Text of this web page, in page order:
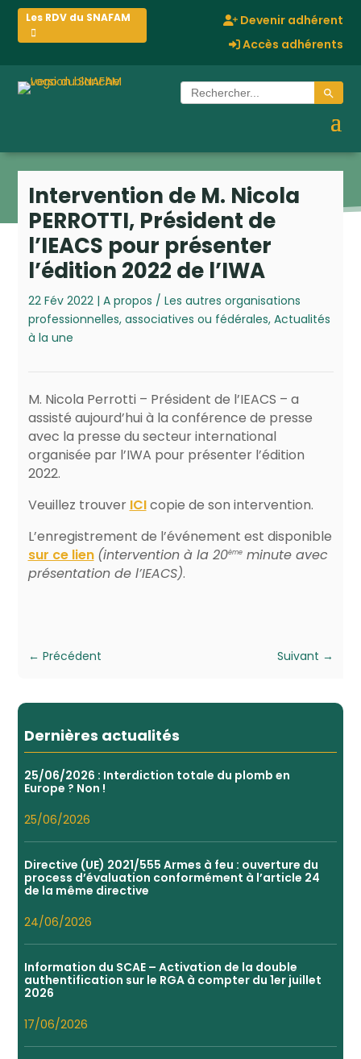
Les RDV du SNAFAM
Devenir adhérent
Accès adhérents
Search
for:
Search Button
Intervention de M. Nicola
PERROTTI, Président de
l’IEACS pour présenter
l’édition 2022 de l’IWA
22 Fév 2022| A propos / Les autres organisations
professionnelles, associatives ou fédérales, Actualités
à la une
M. Nicola Perrotti – Président de l’IEACS – a
assisté aujourd’hui à la conférence de presse
avec la presse du secteur international
organisée par l’IWA pour présenter l’édition
2022.
Veuillez trouver ICIcopie de son intervention.
L’enregistrement de l’événement est disponible
sur ce lien (intervention à la 20èmeminute avec
présentation de l’IEACS).
← Précédent Suivant →
Dernières actualités
25/06/2026 : Interdiction totale du plomb en
Europe ? Non !
25/06/2026
Directive (UE) 2021/555 Armes à feu : ouverture du
process d’évaluation conformément à l’article 24
de la même directive
24/06/2026
Information du SCAE – Activation de la double
authentification sur le RGA à compter du 1er juillet
2026
17/06/2026